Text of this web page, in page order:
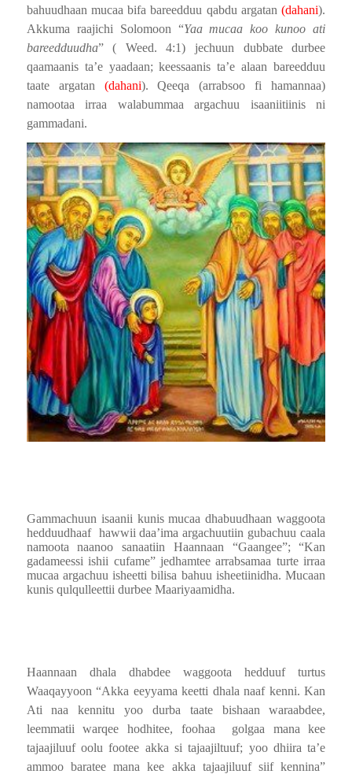
bahuudhaan mucaa bifa bareedduu qabdu argatan(dahani).
Akkuma raajichi Solomoon “Yaa mucaa koo kunoo ati
bareedduudha” ( Weed. 4:1) jechuun dubbate durbee
qaamaanis ta’e yaadaan; keessaanis ta’e alaan bareedduu
taate argatan (dahani). Qeeqa (arrabsoo fi hamannaa)
namootaa irraa walabummaa argachuu isaaniitiinis ni
gammadani.
Gammachuun isaanii kunis mucaa dhabuudhaan waggoota
hedduudhaaf
hawwii daa’ima argachuutiin gubachuu caala
namoota naanoo sanaatiin Haannaan “Gaangee”; “Kan
gadameessi ishii cufame” jedhamtee arrabsamaa turte irraa
mucaa argachuu isheetti bilisa bahuu isheetiinidha. Mucaan
kunis qulqulleettii durbee Maariyaamidha.
Haannaan dhala dhabdee waggoota hedduuf turtus
Waaqayyoon “Akka eeyyama keetti dhala naaf kenni. Kan
Ati naa kennitu yoo durba taate bishaan waraabdee,
leemmatii warqee hodhitee, foohaa
golgaa mana kee
tajaajiluuf oolu footee akka si tajaajiltuuf; yoo dhiira ta’e
ammoo baratee mana kee akka tajaajiluuf siif kennina”